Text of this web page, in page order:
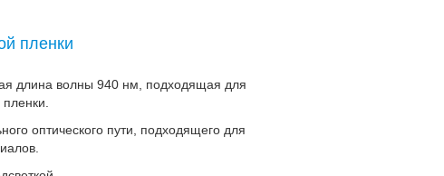
пленки
длина волны 940 нм, подходящая для
оптического пути, подходящего для